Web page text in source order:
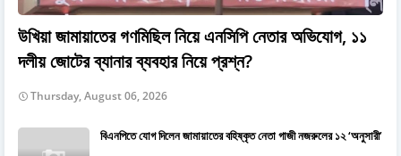
উখিয়া জামায়াতের গণমিছিল নিয়ে এনসিপি নেতার অভিযোগ, ১১
দলীয় জোটের ব্যানার ব্যবহার নিয়ে প্রশ্ন?
Thursday, August 06, 2026
বিএনপিতে যোগ দিলেন জামায়াতের বহিষ্কৃত নেতা গাজী নজরুলের ১২ ‘অনুসারী’